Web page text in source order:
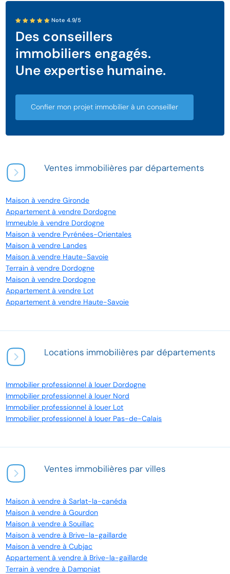
Note 4.9/5
Des conseillers
immobiliers engagés.
Une expertise humaine.
Confier mon projet immobilier à un conseiller
Ventes immobilières par départements
Maison à vendre Gironde
Appartement à vendre Dordogne
Immeuble à vendre Dordogne
Maison à vendre Pyrénées-Orientales
Maison à vendre Landes
Maison à vendre Haute-Savoie
Terrain à vendre Dordogne
Maison à vendre Dordogne
Appartement à vendre Lot
Appartement à vendre Haute-Savoie
Locations immobilières par départements
Immobilier professionnel à louer Dordogne
Immobilier professionnel à louer Nord
Immobilier professionnel à louer Lot
Immobilier professionnel à louer Pas-de-Calais
Ventes immobilières par villes
Maison à vendre à Sarlat-la-canéda
Maison à vendre à Gourdon
Maison à vendre à Souillac
Maison à vendre à Brive-la-gaillarde
Maison à vendre à Cubjac
Appartement à vendre à Brive-la-gaillarde
Terrain à vendre à Dampniat